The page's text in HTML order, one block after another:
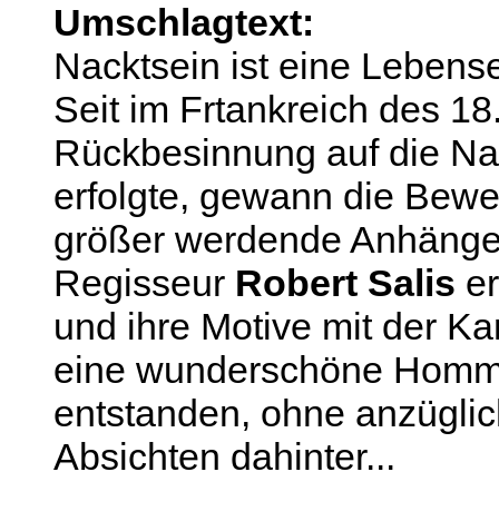
Umschlagtext:
Nacktsein ist eine
Seit im Frtankreich des
Rückbesinnung auf die
erfolgte, gewann die
größer werdende
Regisseur Robert Salis
und ihre Motive mit der
eine wunderschöne
entstanden, ohne
Absichten dahinter...